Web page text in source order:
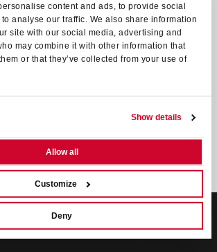
content and ads, to provide social
analyse our traffic. We also share information
site with our social media, advertising and
may combine it with other information that
or that they’ve collected from your use of
Show details
Allow all
Customize
Deny
di "Please Please Me" fino alla maturità
and Winding Road", passando per brani
Together" e "Help!", "The Beatles Legend"
nella
della band che ha rivoluzionato la storia del
per rivivere l’energia, la magia e il
SRL